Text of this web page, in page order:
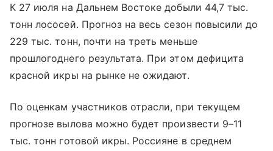
К 27 июля на Дальнем Востоке добыли 44,7 тыс.
тонн лососей. Прогноз на весь сезон повысили до
229 тыс. тонн, почти на треть меньше
прошлогоднего результата. При этом дефицита
красной икры на рынке не ожидают.
По оценкам участников отрасли, при текущем
прогнозе вылова можно будет произвести 9–11
тыс. тонн готовой икры. Россияне в среднем